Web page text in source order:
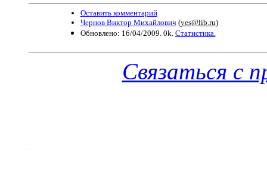
Оставить комментарий
Чернов Виктор Михайлович (yes@lib.ru)
Обновлено: 16/04/2009. 0k. Статистика.
Связаться с